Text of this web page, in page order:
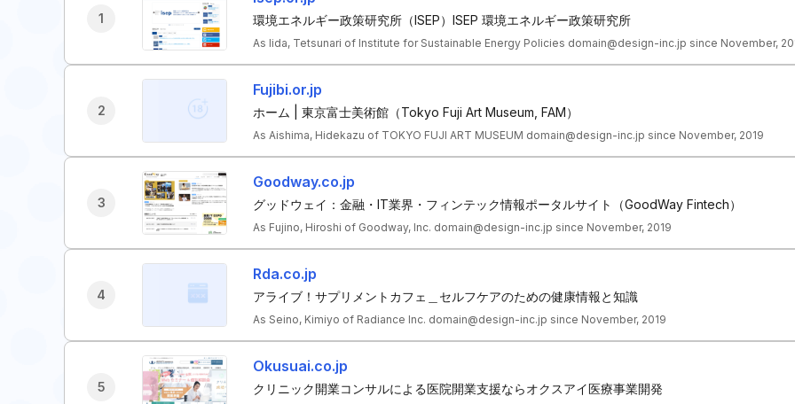
1 環境エネルギー政策研究所（ISEP）ISEP 環境エネルギー政策研究所
As Iida, Tetsunari of Institute for Sustainable Energy Policies domain@design-inc.jp since November,
2
Fujibi.or.jp
ホーム | 東京富士美術館（Tokyo Fuji Art Museum, FAM）
As Aishima, Hidekazu of TOKYO FUJI ART MUSEUM domain@design-inc.jp since November, 2019
3
Goodway.co.jp
グッドウェイ：金融・IT業界・フィンテック情報ポータルサイト（GoodWay Fintech）
As Fujino, Hiroshi of Goodway, Inc. domain@design-inc.jp since November, 2019
4
Rda.co.jp
アライブ！サプリメントカフェ＿セルフケアのための健康情報と知識
As Seino, Kimiyo of Radiance Inc. domain@design-inc.jp since November, 2019
5
Okusuai.co.jp
クリニック開業コンサルによる医院開業支援ならオクスアイ医療事業開発